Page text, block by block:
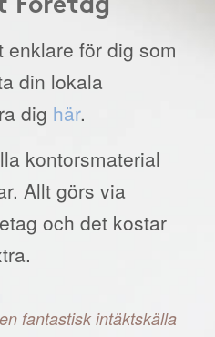
enklare för dig som
din lokala
dig här.
kontorsmaterial
Allt görs via
och det kostar
fantastisk intäktskälla